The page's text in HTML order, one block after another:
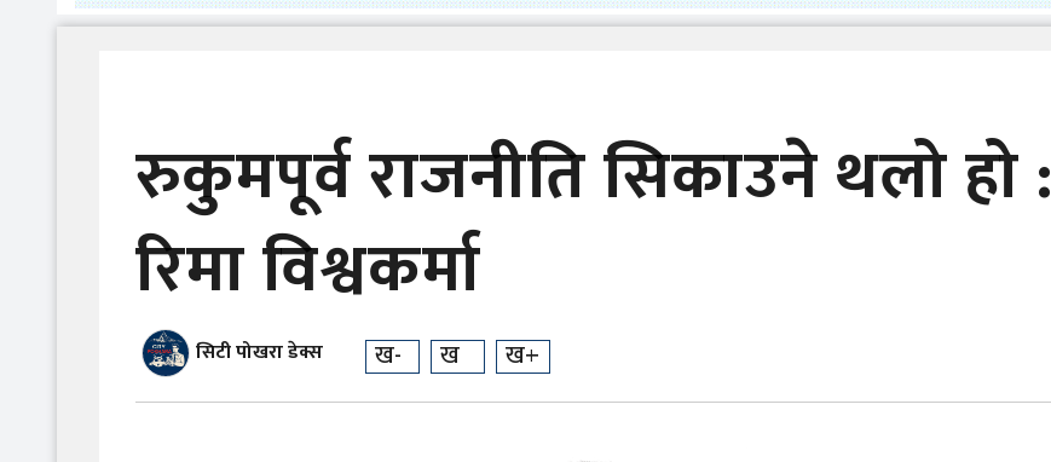
रुकुमपूर्व राजनीति सिकाउने थलो हो :
रिमा विश्वकर्मा
सिटी पोखरा डेक्स ख- ख ख+